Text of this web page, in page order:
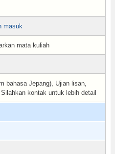
masuk
mata kuliah
bahasa Jepang), Ujian lisan,
kontak untuk lebih detail